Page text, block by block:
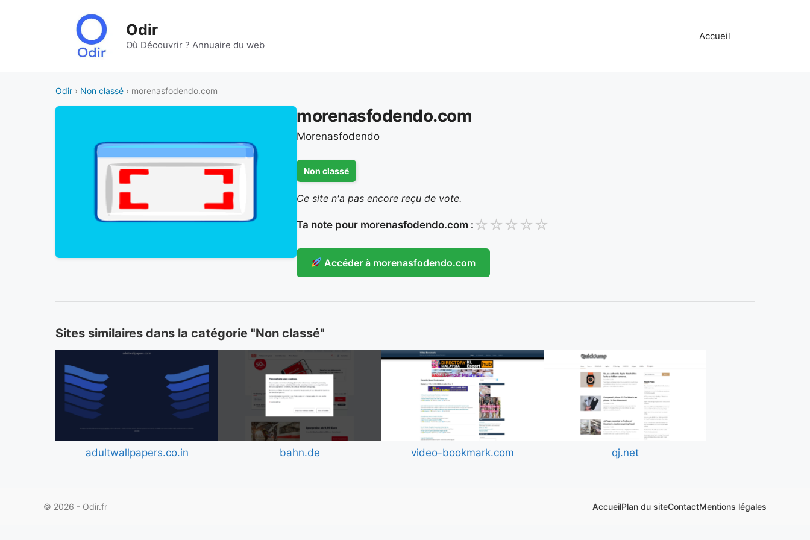
Odir
Où Découvrir ? Annuaire du web
Accueil
Odir › Non classé › morenasfodendo.com
morenasfodendo.com
Morenasfodendo
Non classé
Ce site n'a pas encore reçu de vote.
Ta note pour morenasfodendo.com : ☆ ☆ ☆ ☆ ☆
Accéder à morenasfodendo.com
Sites similaires dans la catégorie "Non classé"
adultwallpapers.co.in bahn.de video-bookmark.com qj.net
© 2026 - Odir.fr AccueilPlan du siteContactMentions légales